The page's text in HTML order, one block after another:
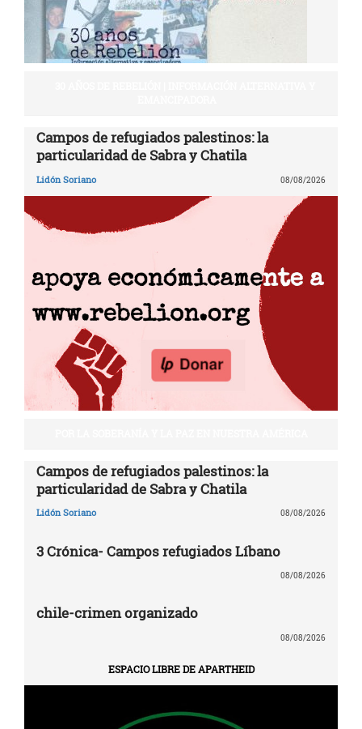
Campos de refugiados palestinos: la
particularidad de Sabra y Chatila
Lidón Soriano 08/08/2026
Campos de refugiados palestinos: la
particularidad de Sabra y Chatila
Lidón Soriano 08/08/2026
3 Crónica- Campos refugiados Líbano
08/08/2026
chile-crimen organizado
08/08/2026
ESPACIO LIBRE DE APARTHEID